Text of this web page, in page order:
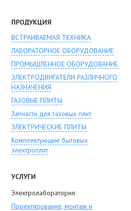
ПРОДУКЦИЯ
ВСТРАИВАЕМАЯ ТЕХНИКА
ЛАБОРАТОРНОЕ ОБОРУДОВАНИЕ
ПРОМЫШЛЕННОЕ ОБОРУДОВАНИЕ
ЭЛЕКТРОДВИГАТЕЛИ РАЗЛИЧНОГО
НАЗНАЧЕНИЯ
ГАЗОВЫЕ ПЛИТЫ
Запчасти для газовых плит
ЭЛЕКТРИЧЕСКИЕ ПЛИТЫ
Комплектующие бытовых
электроплит
УСЛУГИ
Электролаборатория
Проектирование, монтаж и